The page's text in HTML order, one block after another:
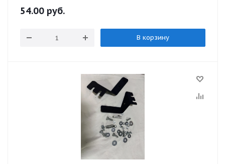
54.00 руб.
В корзину